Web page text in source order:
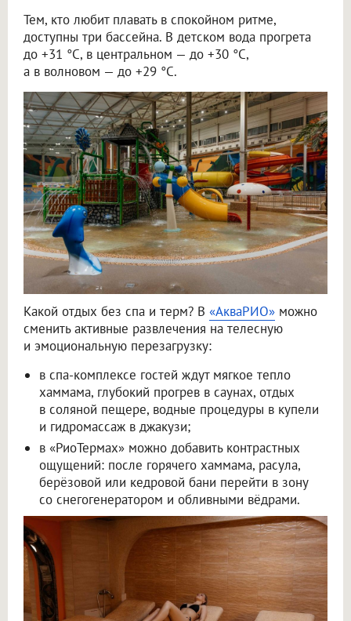
Тем, кто любит плавать в спокойном ритме,
доступны три бассейна. В детском вода прогрета
до +31 °C, в центральном — до +30 °C,
а в волновом — до +29 °C.
Какой отдых без спа и терм? В «АкваРИО» можно
сменить активные развлечения на телесную
и эмоциональную перезагрузку:
в спа-комплексе гостей ждут мягкое тепло
хаммама, глубокий прогрев в саунах, отдых
в соляной пещере, водные процедуры в купели
и гидромассаж в джакузи;
в «РиоТермах» можно добавить контрастных
ощущений: после горячего хаммама, расула,
берёзовой или кедровой бани перейти в зону
со снегогенератором и обливными вёдрами.